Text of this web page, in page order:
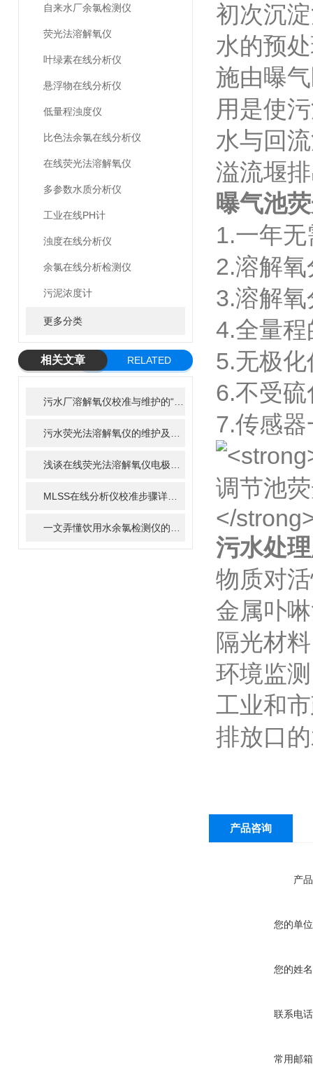
自来水厂余氯检测仪
荧光法溶解氧仪
叶绿素在线分析仪
悬浮物在线分析仪
低量程浊度仪
比色法余氯在线分析仪
在线荧光法溶解氧仪
多参数水质分析仪
工业在线PH计
浊度在线分析仪
余氯在线分析检测仪
污泥浓度计
更多分类
相关文章
RELATED
初次沉
水的预
施由曝
用是使
水与回
溢流堰
曝气池
1.一年
2.溶解
3.溶解
4.全量
5.无极
6.不受
7.传感
污水处
物质对
金属卟
隔光材
环境监
工业和
排放口
产品咨询
产
您的单
您的姓
联系电
常用邮